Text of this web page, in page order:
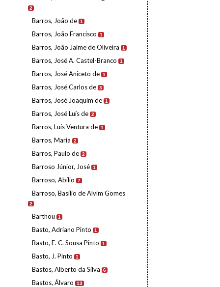
2
Barros, João de 1
Barros, João Francisco 1
Barros, João Jaime de Oliveira 1
Barros, José A. Castel-Branco 1
Barros, José Aniceto de 1
Barros, José Carlos de 3
Barros, José Joaquim de 1
Barros, José Luís de 2
Barros, Luís Ventura de 1
Barros, Maria 2
Barros, Paulo de 2
Barroso Júnior, José 1
Barroso, Abílio 7
Barroso, Basílio de Alvim Gomes
2
Barthou 1
Basto, Adriano Pinto 1
Basto, E. C. Sousa Pinto 1
Basto, J. Pinto 1
Bastos, Alberto da Silva 6
Bastos, Álvaro 13